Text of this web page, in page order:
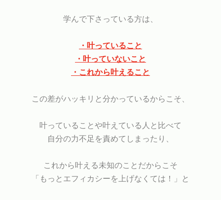
学んで下さっている方は、
・叶っていること
・叶っていないこと
・これから叶えること
この差がハッキリと分かっているからこそ、
叶っていることや叶えている人と比べて
自分の力不足を責めてしまったり、
これから叶える未知のことだからこそ
「もっとエフィカシーを上げなくては！」と